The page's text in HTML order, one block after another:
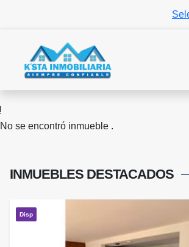
No se encontró inmueble .
INMUEBLES DESTACADOS
Disp